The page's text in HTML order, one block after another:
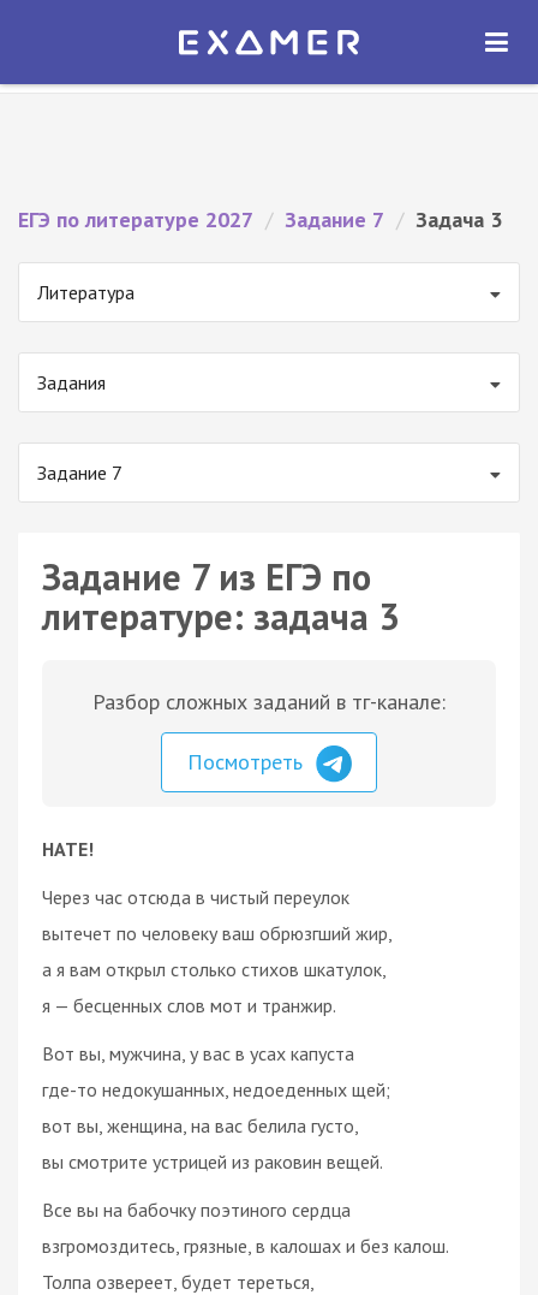
Экзамер — ЕГЭ 2027
ОТКРЫТЬ
ЕГЭ по литературе 2027 / Задание 7 / Задача 3
Литература
Задания
Задание 7
Задание 7 из ЕГЭ по
литературе: задача 3
Разбор сложных заданий в тг-канале:
Посмотреть
НАТЕ!
Через час отсюда в чистый переулок
вытечет по человеку ваш обрюзгший жир,
а я вам открыл столько стихов шкатулок,
я — бесценных слов мот и транжир.
Вот вы, мужчина, у вас в усах капуста
где-то недокушанных, недоеденных щей;
вот вы, женщина, на вас белила густо,
вы смотрите устрицей из раковин вещей.
Все вы на бабочку поэтиного сердца
взгромоздитесь, грязные, в калошах и без калош.
Толпа озвереет, будет тереться,